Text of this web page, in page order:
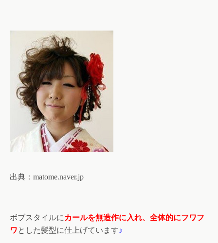
出典： matome.naver.jp
ボブスタイルにカールを無造作に入れ、全体的にフワフ
ワとした髪型に仕上げています♪